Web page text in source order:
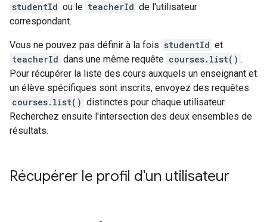
studentId ou le teacherId de l'utilisateur
correspondant.
Vous ne pouvez pas définir à la fois studentId et
teacherId dans une même requête courses.list() .
Pour récupérer la liste des cours auxquels un enseignant et
un élève spécifiques sont inscrits, envoyez des requêtes
courses.list() distinctes pour chaque utilisateur.
Recherchez ensuite l'intersection des deux ensembles de
résultats.
Récupérer le profil d'un utilisateur